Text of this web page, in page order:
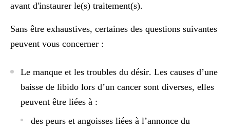
avant d'instaurer le(s) traitement(s).
Sans être exhaustives, certaines des questions suivantes
peuvent vous concerner :
Le manque et les troubles du désir. Les causes d’une
baisse de libido lors d’un cancer sont diverses, elles
peuvent être liées à :
des peurs et angoisses liées à l’annonce du